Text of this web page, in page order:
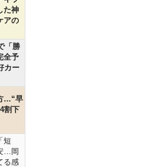
た神
アの
「勝
全予
カー
…“早
割下
短
…岡
る感